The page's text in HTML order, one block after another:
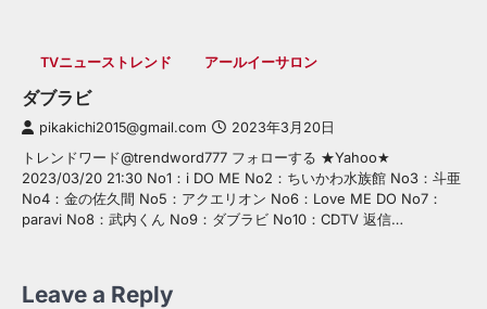
TVニューストレンド アールイーサロン
ダブラビ
pikakichi2015@gmail.com 2023年3月20日
トレンドワード@trendword777 フォローする ★Yahoo★
2023/03/20 21:30 No1：i DO ME No2：ちいかわ水族館 No3：斗亜
No4：金の佐久間 No5：アクエリオン No6：Love ME DO No7：
paravi No8：武内くん No9：ダブラビ No10：CDTV 返信…
Leave a Reply